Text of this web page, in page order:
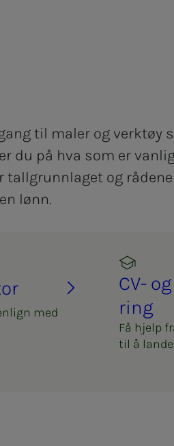
til maler og verktøy
du på hva som er
tallgrunnlaget og rådene
lønn.
med
CV-
ring
Få hjelp
til å